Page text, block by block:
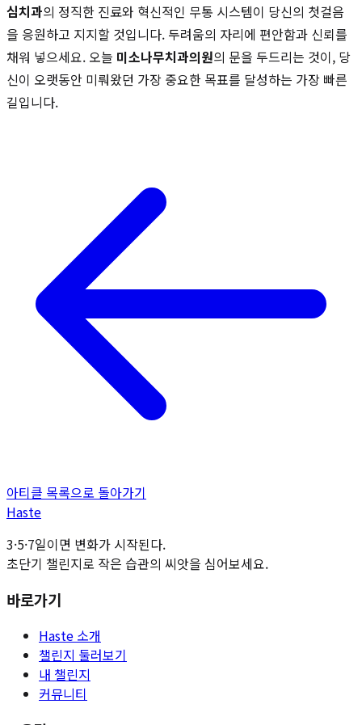
심치과의 정직한 진료와 혁신적인 무통 시스템이 당신의 첫걸음
을 응원하고 지지할 것입니다. 두려움의 자리에 편안함과 신뢰를
채워 넣으세요. 오늘 미소나무치과의원의 문을 두드리는 것이, 당
신이 오랫동안 미뤄왔던 가장 중요한 목표를 달성하는 가장 빠른
길입니다.
아티클 목록으로 돌아가기
Haste
3·5·7일이면 변화가 시작된다.
초단기 챌린지로 작은 습관의 씨앗을 심어보세요.
바로가기
Haste 소개
챌린지 둘러보기
내 챌린지
커뮤니티